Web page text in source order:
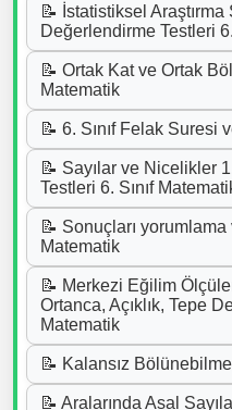
📝 İstatistiksel Araştırma
Değerlendirme Testleri
📝 Ortak Kat ve Ortak
Matematik
📝 6. Sınıf Felak Suresi
📝 Sayılar ve Nicelikler
Testleri 6. Sınıf
📝 Sonuçları yorumlama
Matematik
📝 Merkezi Eğilim
Ortanca, Açıklık, Tepe
Matematik
📝 Kalansız
📝 Aralarında Asal